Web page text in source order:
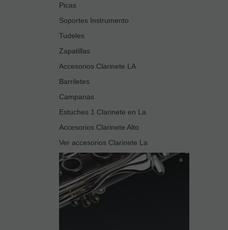
Picas
Soportes Instrumento
Tudeles
Zapatillas
Accesorios Clarinete LA
Barriletes
Campanas
Estuches 1 Clarinete en La
Accesorios Clarinete Alto
Ver accesorios Clarinete La